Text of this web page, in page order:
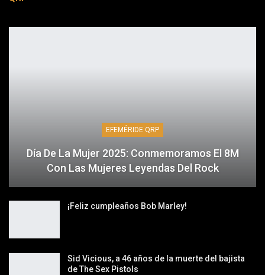
EFEMÉRIDE QRP
Día De La Mujer 2025: Conmemoramos El 8M
Con Las Mujeres Leyendas Del Rock
¡Feliz cumpleaños Bob Marley!
Sid Vicious, a 46 años de la muerte del bajista
de The Sex Pistols